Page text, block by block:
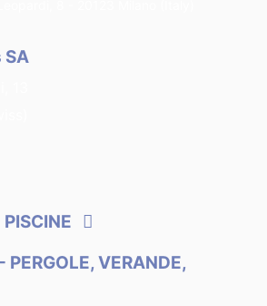
SA
PISCINE
- PERGOLE, VERANDE,